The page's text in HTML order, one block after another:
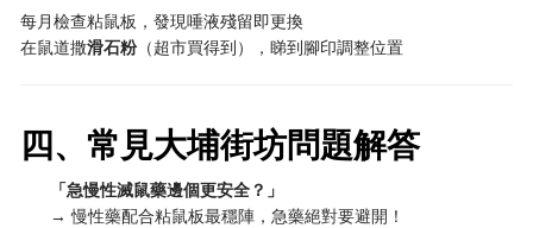
每月檢查粘鼠板，發現唾液殘留即更換
在鼠道撒滑石粉（超市買得到），睇到腳印調整位置
四、常見大埔街坊問題解答
「急慢性滅鼠藥邊個更安全？」
→ 慢性藥配合粘鼠板最穩陣，急藥絕對要避開！